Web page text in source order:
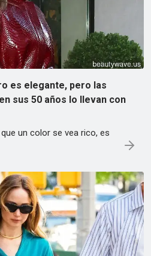
es elegante, pero las
sus 50 años lo llevan con
un color se vea rico, es